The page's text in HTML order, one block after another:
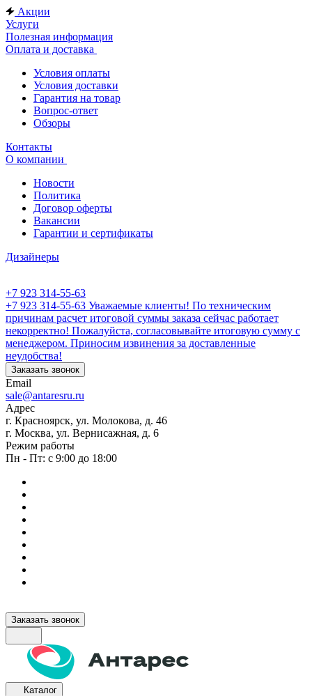
Акции
Услуги
Полезная информация
Оплата и доставка
Условия оплаты
Условия доставки
Гарантия на товар
Вопрос-ответ
Обзоры
Контакты
О компании
Новости
Политика
Договор оферты
Вакансии
Гарантии и сертификаты
Дизайнеры
+7 923 314-55-63
+7 923 314-55-63 Уважаемые клиенты! По техническим
причинам расчет итоговой суммы заказа сейчас работает
некорректно! Пожалуйста, согласовывайте итоговую сумму с
менеджером. Приносим извинения за доставленные
неудобства!
Заказать звонок
Email
sale@antaresru.ru
Адрес
г. Красноярск, ул. Молокова, д. 46
г. Москва, ул. Вернисажная, д. 6
Режим работы
Пн - Пт: с 9:00 до 18:00
Заказать звонок
Каталог